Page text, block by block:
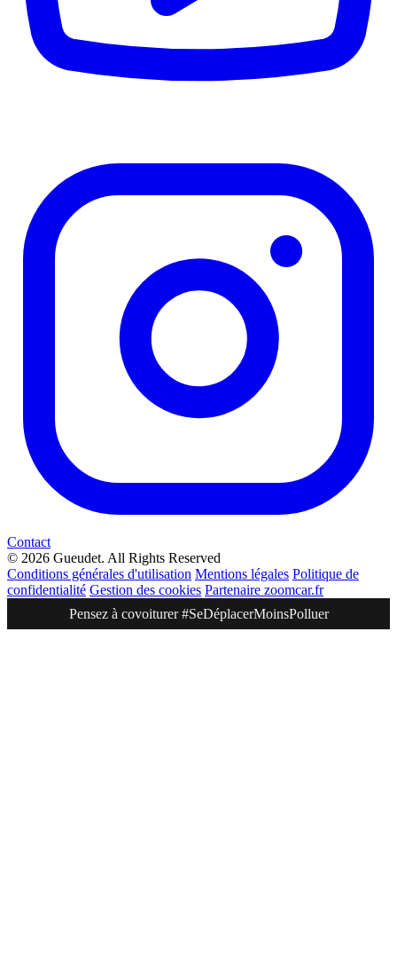
Contact
© 2026 Gueudet. All Rights Reserved
Conditions générales d'utilisation Mentions légales Politique de
confidentialité Gestion des cookies Partenaire zoomcar.fr
Pensez à covoiturer #SeDéplacerMoinsPolluer